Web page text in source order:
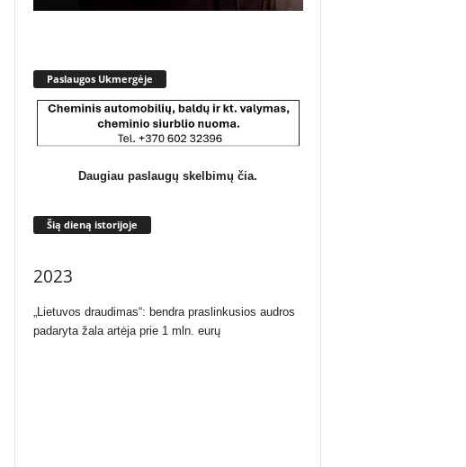
Paslaugos Ukmergėje
Daugiau paslaugų skelbimų čia.
Šią dieną istorijoje
2023
„Lietuvos draudimas“: bendra praslinkusios audros
padaryta žala artėja prie 1 mln. eurų